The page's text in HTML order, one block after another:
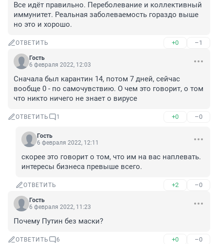
Все идёт правильно. Переболевание и коллективный
иммунитет. Реальная заболеваемость гораздо выше
но это и хорошо.
ОТВЕТИТЬ +0 –1
Гость
6 февраля 2022, 12:03
Сначала был карантин 14, потом 7 дней, сейчас
вообще 0 - по самочувствию. О чем это говорит, о том
что никто ничего не знает о вирусе
ОТВЕТИТЬ 1 +0 –0
Гость
6 февраля 2022, 12:11
скорее это говорит о том, что им на вас наплевать.
интересы бизнеса превыше всего.
ОТВЕТИТЬ +2 –0
Гость
6 февраля 2022, 11:23
Почему Путин без маски?
ОТВЕТИТЬ 6 +0 –0